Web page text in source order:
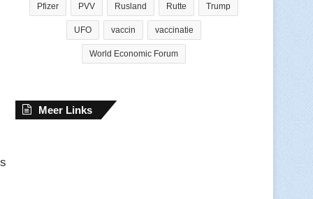
Pfizer PVV Rusland Rutte Trump
UFO vaccin vaccinatie
World Economic Forum
Meer Links